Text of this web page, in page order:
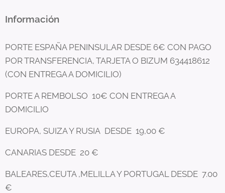
Información
PORTE ESPAÑA PENINSULAR DESDE 6€ CON PAGO
POR TRANSFERENCIA, TARJETA O BIZUM 634418612
(CON ENTREGA A DOMICILIO)
PORTE A REMBOLSO 10€ CON ENTREGA A
DOMICILIO
EUROPA, SUIZA Y RUSIA DESDE 19,00 €
CANARIAS DESDE 20 €
BALEARES,CEUTA ,MELILLA Y PORTUGAL DESDE 7.00
€